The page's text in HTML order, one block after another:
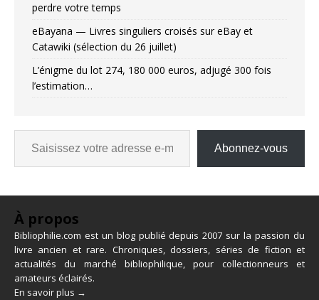
perdre votre temps
eBayana — Livres singuliers croisés sur eBay et
Catawiki (sélection du 26 juillet)
L’énigme du lot 274, 180 000 euros, adjugé 300 fois
l’estimation…
Abonnez-vous
À propos
Bibliophilie.com est un blog publié depuis 2007 sur la passion du
livre ancien et rare. Chroniques, dossiers, séries de fiction et
actualités du marché bibliophilique, pour collectionneurs et
amateurs éclairés.
En savoir plus →